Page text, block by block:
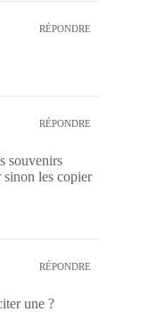
RÉPONDRE
RÉPONDRE
souvenirs
sinon les copier
RÉPONDRE
une ?